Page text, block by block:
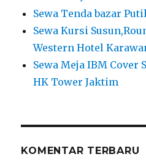
Sewa Tenda bazar
Sewa Kursi
Western Hotel
Sewa Meja IBM Cover
HK Tower Jaktim
KOMENTAR TERBARU